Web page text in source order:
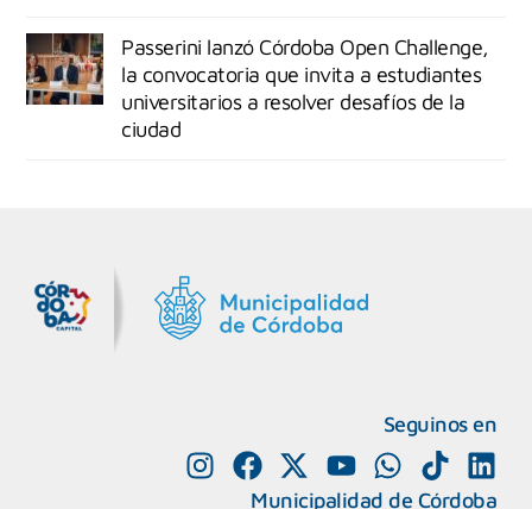
Passerini lanzó Córdoba Open Challenge,
la convocatoria que invita a estudiantes
universitarios a resolver desafíos de la
ciudad
Seguinos en
Municipalidad de Córdoba